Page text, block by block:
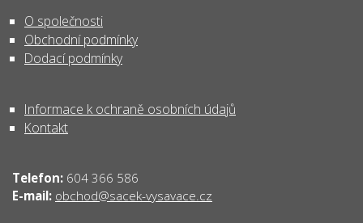
O společnosti
Obchodní podmínky
Dodací podmínky
Informace k ochraně osobních údajů
Kontakt
Telefon: 604 366 586
E-mail: obchod@sacek-vysavace.cz